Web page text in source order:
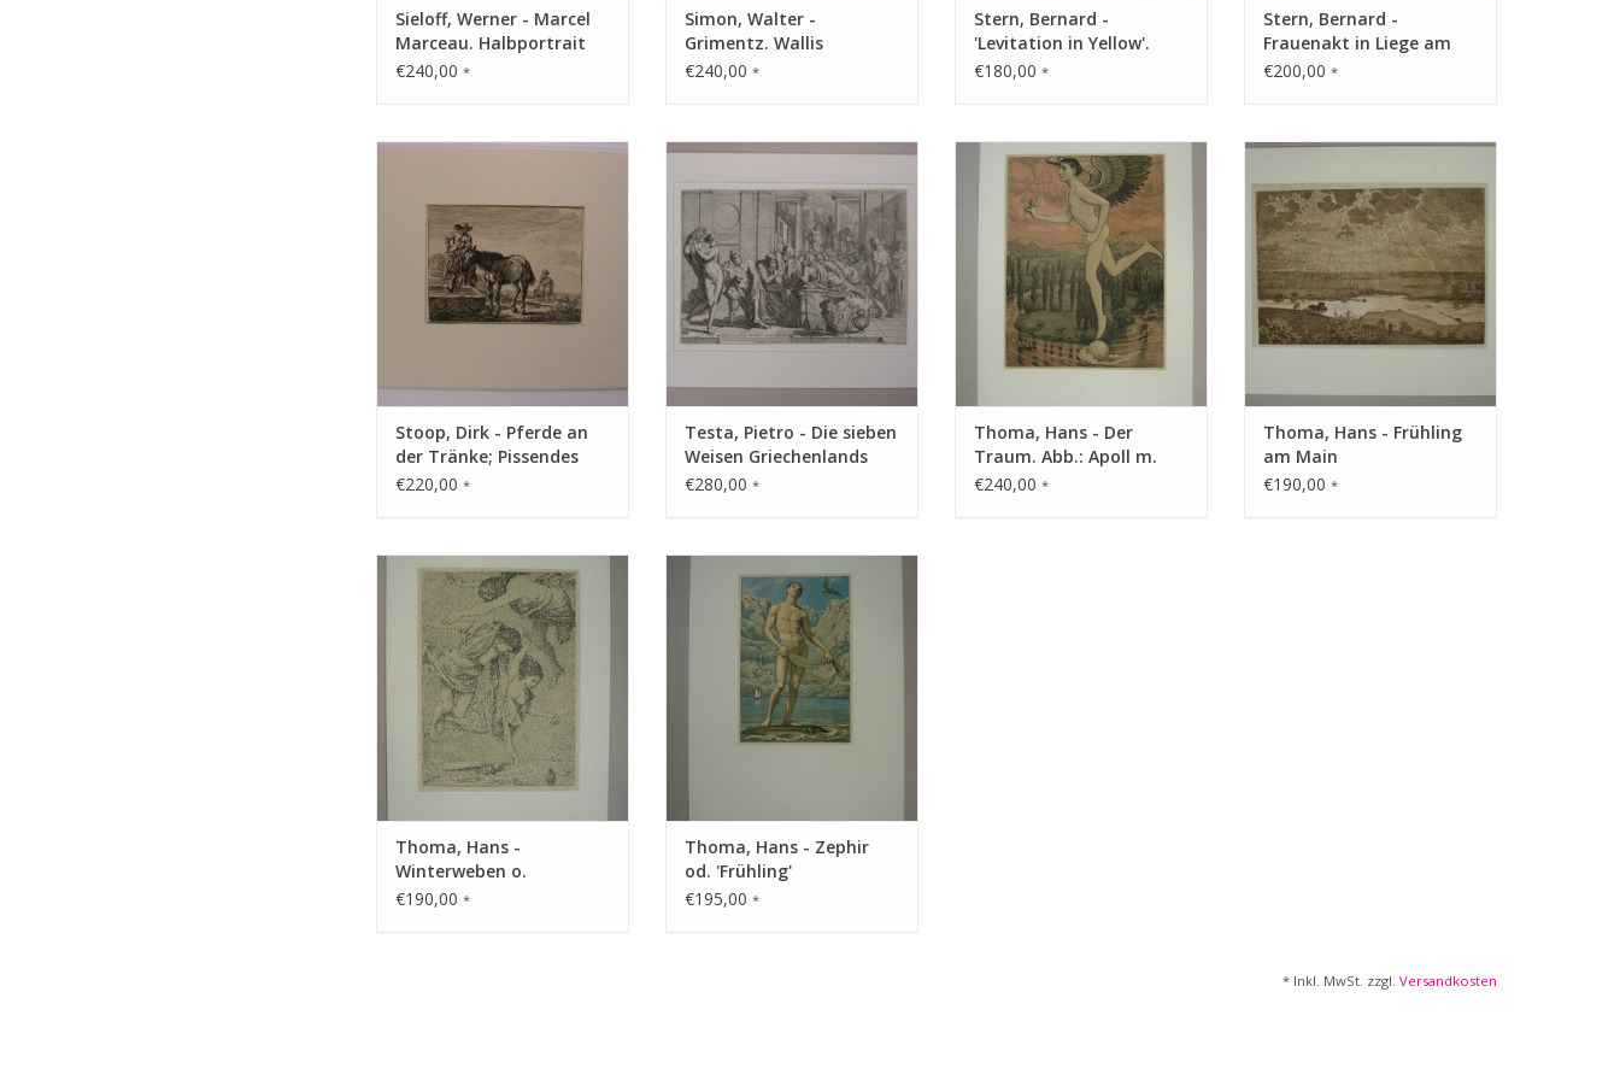
Sieloff, Werner - Marcel
Marceau. Halbportrait
€240,00 *
Simon, Walter -
Grimentz. Wallis
€240,00 *
Stern, Bernard -
'Levitation in Yellow'.
Lichtampeln in Gelb
€180,00 *
Stern, Bernard -
Frauenakt in Liege am
Strand
€200,00 *
Technik: Radierungen
Stoop, Dirk - Pferde an
der Tränke; Pissendes
Pferd
€220,00 *
Technik: Radierung und
ZUM WARENKORB HINZUFÜGEN
Testa, Pietro - Die sieben
Weisen Griechenlands
am Tische in
€280,00 *
Technik: Farbalgrafie
ZUM WARENKORB HINZUFÜGEN
Thoma, Hans - Der
Traum. Abb.: Apoll m.
Blumen
€240,00 *
Technik: Farbalgrafie
ZUM WARENKORB HINZUFÜGEN
Thoma, Hans - Frühling
am Main
€190,00 *
Technik: Farbalgrafie auf Bütten
ZUM WARENKORB HINZUFÜGEN
Thoma, Hans -
Winterweben o.
'Schneeflocken'
€190,00 *
ZUM WARENKORB HINZUFÜGEN
Thoma, Hans - Zephir
od. 'Frühling'
€195,00 *
* Inkl. MwSt. zzgl. Versandkosten